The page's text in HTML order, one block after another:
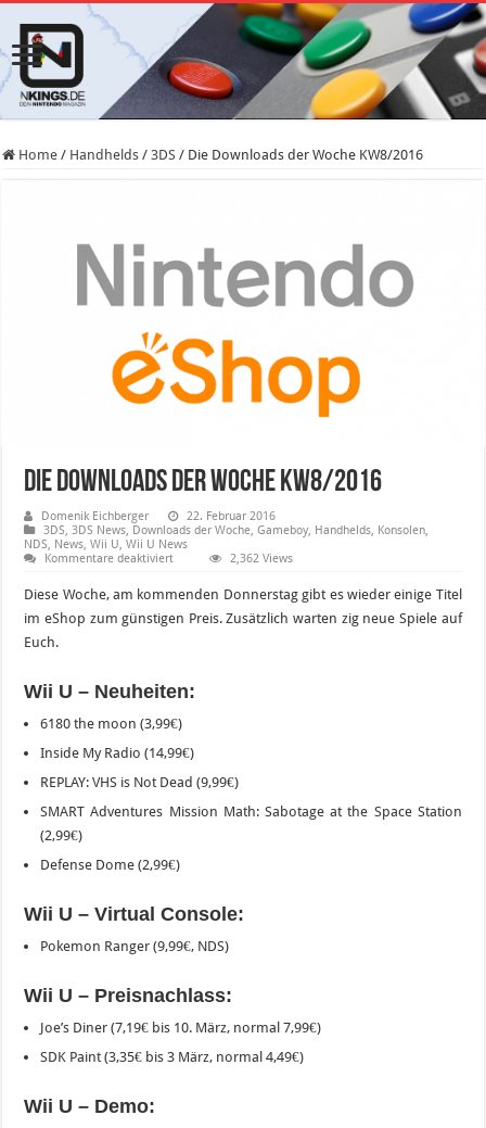
Home / Handhelds / 3DS / Die Downloads der Woche KW8/2016
Die Downloads der Woche KW8/2016
Domenik Eichberger
22. Februar 2016
3DS,3DS News, Downloads der Woche,Gameboy, Handhelds, Konsolen,
NDS, News,Wii U,Wii U News
Kommentare deaktiviertfür
Downloads
der
Woche
KW8/2016
2,362 Views
Diese Woche, am kommenden Donnerstag gibt es wieder einige Titel
im eShop zum günstigen Preis. Zusätzlich warten zig neue Spiele auf
Euch.
Wii U – Neuheiten:
6180 the moon (3,99€)
Inside My Radio (14,99€)
REPLAY: VHS is Not Dead (9,99€)
SMART Adventures Mission Math: Sabotage at the Space Station
(2,99€)
Defense Dome (2,99€)
Wii U – Virtual Console:
Pokemon Ranger (9,99€, NDS)
Wii U – Preisnachlass:
Joe’s Diner (7,19€ bis 10. März, normal 7,99€)
SDK Paint (3,35€ bis 3 März, normal 4,49€)
Wii U – Demo: